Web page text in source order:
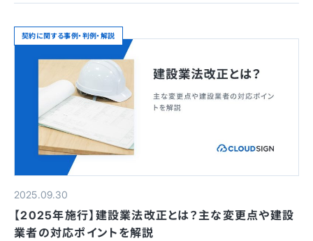
契約に関する事例・判例・解説
2025.09.30
【2025年施行】建設業法改正とは？主な変更点や建設
業者の対応ポイントを解説